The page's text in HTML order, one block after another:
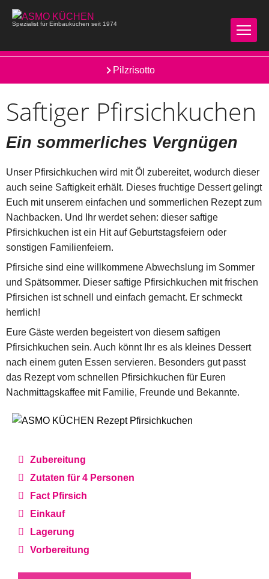
Spezialist für Einbauküchen seit 1974
Pilzrisotto
Saftiger Pfirsichkuchen
Ein sommerliches Vergnügen
Unser Pfirsichkuchen wird mit Öl zubereitet, wodurch dieser
auch seine Saftigkeit erhält. Dieses fruchtige Dessert gelingt
Euch mit unserem einfachen und sommerlichen Rezept zum
Nachbacken. Und Ihr werdet sehen: dieser saftige
Pfirsichkuchen ist ein Hit auf Geburtstagsfeiern oder
sonstigen Familienfeiern.
Pfirsiche sind eine willkommene Abwechslung im Sommer
und Spätsommer. Dieser saftige Pfirsichkuchen mit frischen
Pfirsichen ist schnell und einfach gemacht. Er schmeckt
herrlich!
Eure Gäste werden begeistert von diesem saftigen
Pfirsichkuchen sein. Auch könnt Ihr es als kleines Dessert
nach einem guten Essen servieren. Besonders gut passt
das Rezept vom schnellen Pfirsichkuchen für Euren
Nachmittagskaffee mit Familie, Freunde und Bekannte.
Zubereitung
Zutaten für 4 Personen
Fact Pfirsich
Einkauf
Lagerung
Vorbereitung